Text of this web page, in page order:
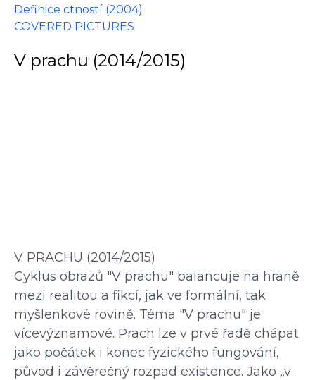
Definice ctností (2004)
COVERED PICTURES
V prachu (2014/2015)
V PRACHU (2014/2015)
Cyklus obrazů "V prachu" balancuje na hraně
mezi realitou a fikcí, jak ve formální, tak
myšlenkové rovině. Téma "V prachu" je
vícevýznamové. Prach lze v prvé řadě chápat
jako počátek i konec fyzického fungování,
původ i závěrečný rozpad existence. Jako „v